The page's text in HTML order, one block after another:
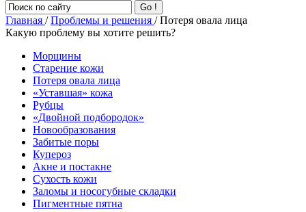
Go !
Главная /Проблемы и решения / Потеря овала лица
Какую проблему вы хотите решить?
Морщины
Старение кожи
Потеря овала лица
«Уставшая» кожа
Рубцы
«Двойной подбородок»
Новообразования
Забитые поры
Купероз
Акне и постакне
Сухость кожи
Заломы и носогубные складки
Пигментные пятна